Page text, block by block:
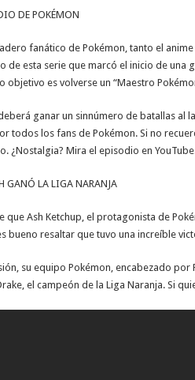
DE POKÉMON
fanático de Pokémon, tanto el
de esta serie que marcó el inicio de una
objetivo es volverse un “Maestro
ganar un sinnúmero de batallas al
todos los fans de Pokémon. Si no
¿Nostalgia? Mira el episodio en
GANÓ LA LIGA NARANJA
que Ash Ketchup, el protagonista de
bueno resaltar que tuvo una increíble
su equipo Pokémon, encabezado
el campeón de la Liga Naranja. Si